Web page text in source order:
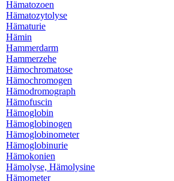
Hämatozoen
Hämatozytolyse
Hämaturie
Hämin
Hammerdarm
Hammerzehe
Hämochromatose
Hämochromogen
Hämodromograph
Hämofuscin
Hämoglobin
Hämoglobinogen
Hämoglobinometer
Hämoglobinurie
Hämokonien
Hämolyse, Hämolysine
Hämometer